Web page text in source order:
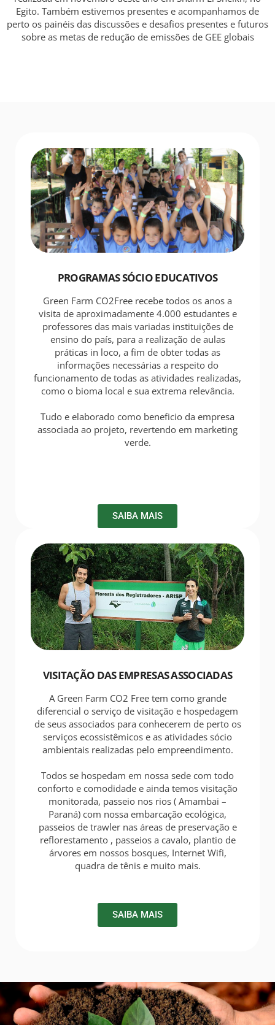
Egito. Também estivemos presentes e acompanhamos de
perto os painéis das discussões e desafios presentes e futuros
sobre as metas de redução de emissões de GEE globais
PROGRAMAS SÓCIO EDUCATIVOS
Green Farm CO2Free recebe todos os anos a
visita de aproximadamente 4.000 estudantes e
professores das mais variadas instituições de
ensino do país, para a realização de aulas
práticas in loco, a fim de obter todas as
informações necessárias a respeito do
funcionamento de todas as atividades realizadas,
como o bioma local e sua extrema relevância.
Tudo e elaborado como beneficio da empresa
associada ao projeto, revertendo em marketing
verde.
SAIBA MAIS
VISITAÇÃO DAS EMPRESAS ASSOCIADAS
A Green Farm CO2 Free tem como grande
diferencial o serviço de visitação e hospedagem
de seus associados para conhecerem de perto os
serviços ecossistêmicos e as atividades sócio
ambientais realizadas pelo empreendimento.
Todos se hospedam em nossa sede com todo
conforto e comodidade e ainda temos visitação
monitorada, passeio nos rios ( Amambai –
Paraná) com nossa embarcação ecológica,
passeios de trawler nas áreas de preservação e
reflorestamento , passeios a cavalo, plantio de
árvores em nossos bosques, Internet Wifi,
quadra de tênis e muito mais.
SAIBA MAIS